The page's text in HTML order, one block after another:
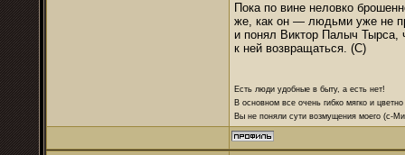
Пока по вине неловко
же, как он — людьми уже не
и понял Виктор Палыч Тырса,
к ней возвращаться. (С)
Есть люди удобные в быту, а есть нет!
В основном все очень гибко мягко и цветно
Вы не поняли сути возмущения моего (с-